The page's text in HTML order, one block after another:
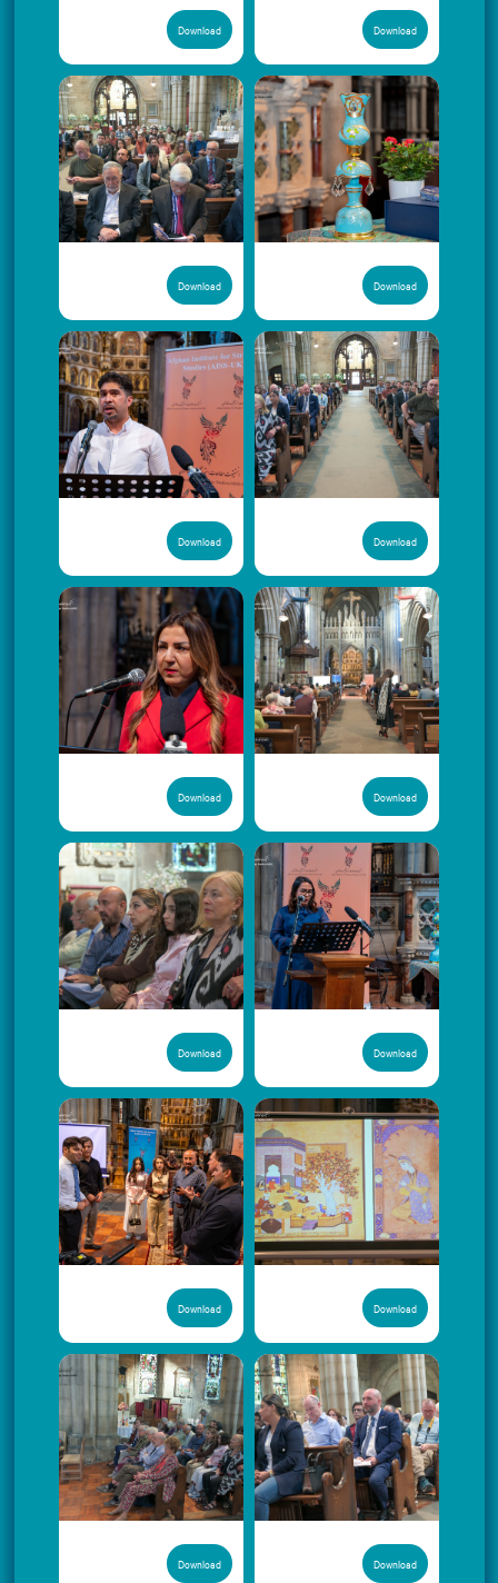
Download
Download
Download
Download
Download
Download
Download
Download
Download
Download
Download
Download
Download
Download